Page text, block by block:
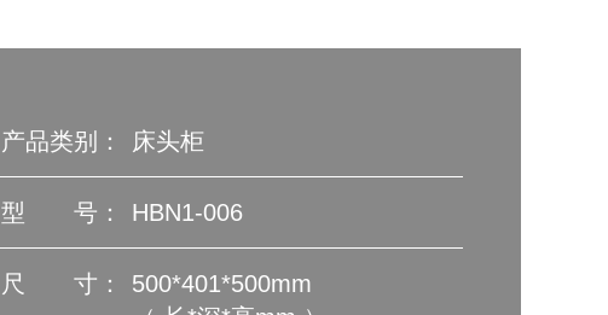
产品类别： 床头柜
型 号： HBN1-006
尺 寸：
500*401*500mm